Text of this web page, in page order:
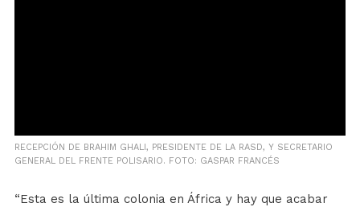
RECEPCIÓN DE BRAHIM GHALI, PRESIDENTE DE LA RASD, Y SECRETARIO
GENERAL DEL FRENTE POLISARIO. FOTO: GASPAR FRANCÉS
“Esta es la última colonia en África y hay que acabar